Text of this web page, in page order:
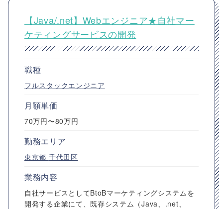
【Java/.net】Webエンジニア★自社マー
ケティングサービスの開発
職種
フルスタックエンジニア
月額単価
70万円〜80万円
勤務エリア
東京都 千代田区
業務内容
自社サービスとしてBtoBマーケティングシステムを
開発する企業にて、既存システム（Java、.net、